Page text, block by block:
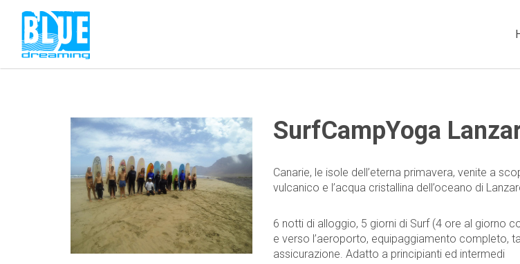
SurfCampYoga
Canarie, le isole dell’eterna primavera, venite a
vulcanico e l’acqua cristallina dell’oceano di
6 notti di alloggio, 5 giorni di Surf (4 ore al giorno
e verso l’aeroporto, equipaggiamento completo,
assicurazione. Adatto a principianti ed intermedi